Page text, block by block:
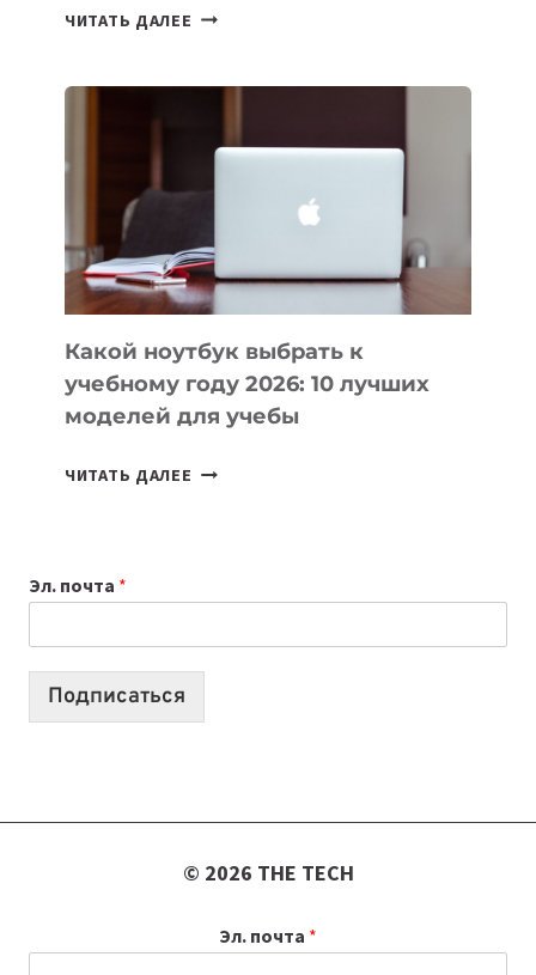
ЧИТАТЬ ДАЛЕЕ 7
ПОМОГАЮТ
СОЗДАВАТЬ
БЕЗ
СЛОЖНОГО
КОДА
Какой ноутбук выбрать к
учебному году 2026: 10 лучших
моделей для учебы
ЧИТАТЬ ДАЛЕЕ КАКОЙ
2026:
10
Эл. почта *
Подписаться
© 2026 THE TECH
Эл. почта *